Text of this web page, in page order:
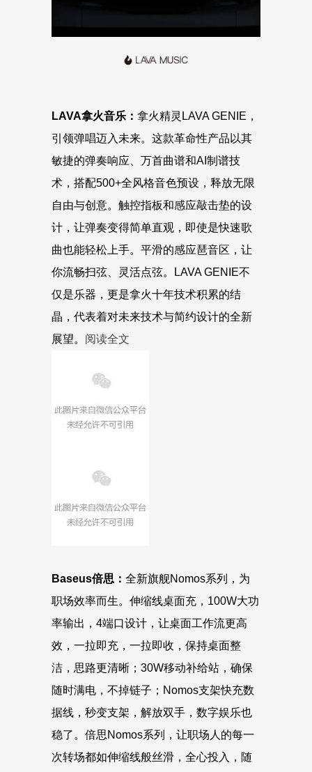
LAVA拿火音乐： 拿火精灵LAVA GENIE，
引领弹唱迈入未来。这款革命性产品以其
敏捷的弹奏响应、万首曲谱和AI制谱技
术，搭配500+全风格音色预设，释放无限
自由与创意。触控指板和感应敲击垫的设
计，让弹奏变得简单直观，即使是快速歌
曲也能轻松上手。平滑的感应琶音区，让
你流畅扫弦、灵活点弦。LAVA GENIE不
仅是乐器，更是拿火十年技术积累的结
晶，代表着对未来技术与简约设计的全新
展望。 阅读全文
Baseus倍思： 全新旗舰Nomos系列，为
职场效率而生。伸缩线桌面充，100W大功
率输出，4端口设计，让桌面工作流更高
效，一拉即充，一拉即收，保持桌面整
洁，思路更清晰；30W移动补给站，确保
随时满电，不掉链子；Nomos支架快充数
据线，秒变支架，解放双手，数字娱乐也
稳了。倍思Nomos系列，让职场人的每一
次转场都如伸缩线般丝滑，全心投入，随